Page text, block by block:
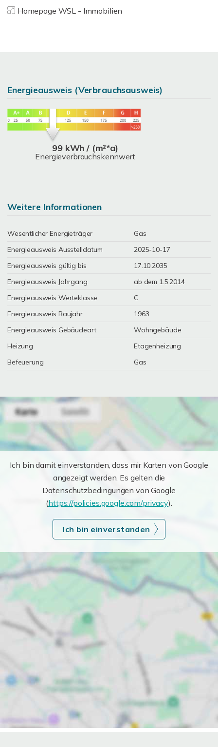
Homepage WSL - Immobilien
Energieausweis (Verbrauchsausweis)
99 kWh / (m²*a)
Energieverbrauchskennwert
Weitere Informationen
Wesentlicher Energieträger
Gas
Energieausweis Ausstelldatum
2025-10-17
Energieausweis gültig bis
17.10.2035
Energieausweis Jahrgang
ab dem 1.5.2014
Energieausweis Werteklasse
C
Energieausweis Baujahr
1963
Energieausweis Gebäudeart
Wohngebäude
Heizung
Etagenheizung
Befeuerung
Gas
Ich bin damit einverstanden, dass mir Karten von Google
angezeigt werden. Es gelten die
Datenschutzbedingungen von Google
(https://policies.google.com/privacy).
Ich bin einverstanden